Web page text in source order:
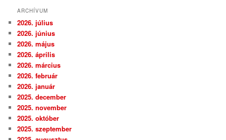
ARCHÍVUM
2026. július
2026. június
2026. május
2026. április
2026. március
2026. február
2026. január
2025. december
2025. november
2025. október
2025. szeptember